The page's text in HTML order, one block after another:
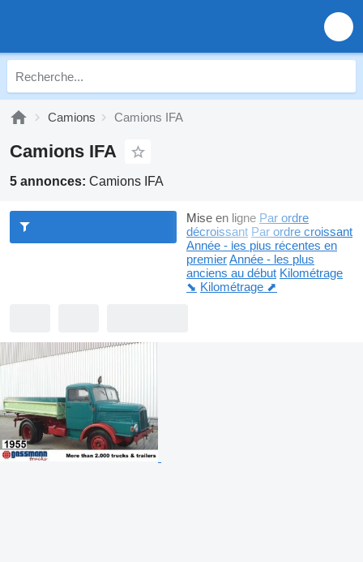
Camions Camions IFA
Camions IFA
5 annonces: Camions IFA
Mise en ligne Par ordre
décroissant Par ordre croissant
Année - les plus récentes en
premierAnnée - les plus
anciens au début Kilométrage
⬊ Kilométrage ⬈